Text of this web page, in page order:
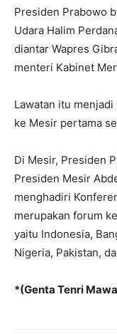
Presiden Prabowo
Udara Halim
diantar Wapres
menteri Kabinet
Lawatan itu
ke Mesir pertama
Di Mesir, Presiden
Presiden Mesir
menghadiri
merupakan forum
yaitu Indonesia,
Nigeria, Pakistan,
*(Genta Tenri